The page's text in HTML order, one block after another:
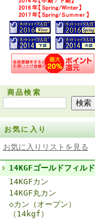
商品検索
お気に入り
お気に入りリストを見る
14KGFゴールドフィルド
14KGFカン
14KGF丸カン
◇カン（オープン）
（14kgf）